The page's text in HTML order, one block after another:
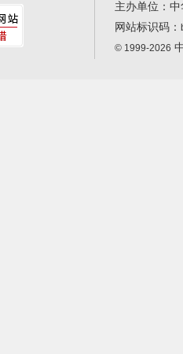
主办单位：
网站标识码：
© 1999-2026